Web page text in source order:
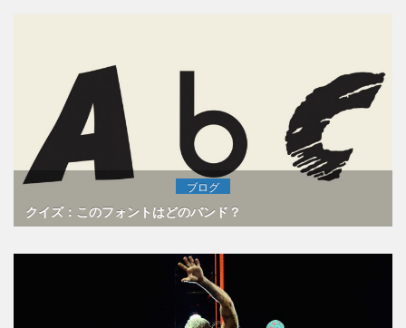
ブログ
クイズ：このフォントはどのバンド？